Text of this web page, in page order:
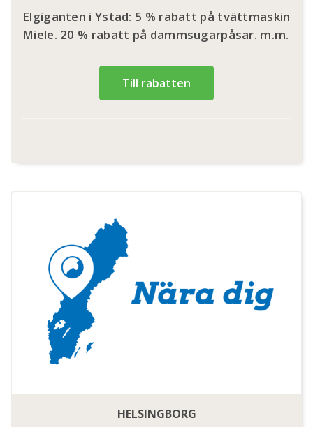
Elgiganten i Ystad: 5 % rabatt på tvättmaskin
Miele. 20 % rabatt på dammsugarpåsar. m.m.
Till rabatten
HELSINGBORG